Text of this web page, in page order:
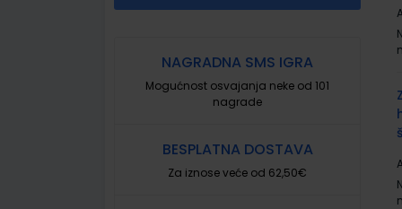
NAGRADNA SMS IGRA
Mogućnost osvajanja neke od 101
nagrade
BESPLATNA DOSTAVA
Za iznose veće od 62,50€